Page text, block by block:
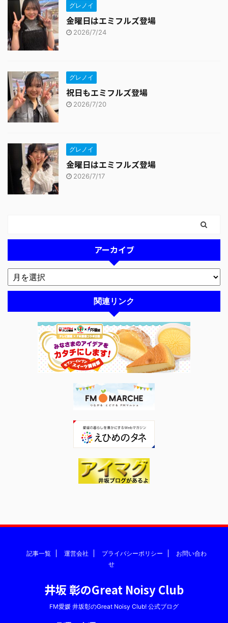
グレノイ
金曜日はエミフルズ登場
2026/7/24
グレノイ
祝日もエミフルズ登場
2026/7/20
グレノイ
金曜日はエミフルズ登場
2026/7/17
アーカイブ
関連リンク
記事一覧 運営会社 プライバシーポリシー
お問い合わ
せ
井坂 彰のGreat Noisy Club
FM愛媛 井坂彰のGreat Noisy Club! 公式ブログ